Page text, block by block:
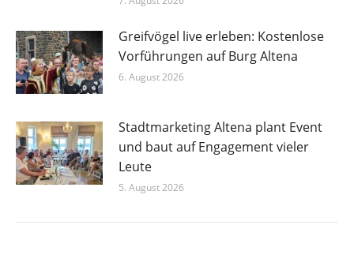
Greifvögel live erleben: Kostenlose
Vorführungen auf Burg Altena
6. August 2026
Stadtmarketing Altena plant Event
und baut auf Engagement vieler
Leute
5. August 2026